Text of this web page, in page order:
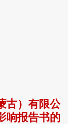
古）有限公
响报告书的